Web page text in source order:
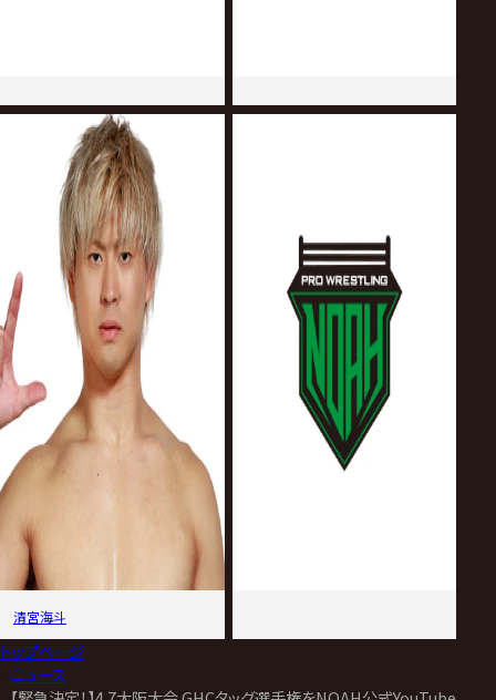
清宮海斗
トップページ
ニュース